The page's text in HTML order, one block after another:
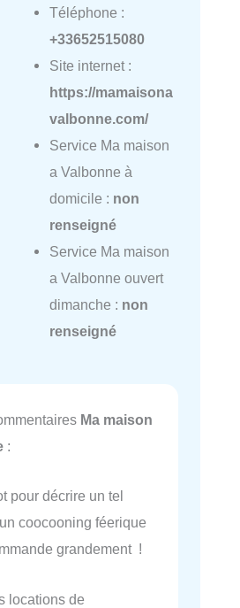
Téléphone :
+33652515080
Site internet :
https://mamaisona
valbonne.com/
Service Ma maison
a Valbonne à
domicile : non
renseigné
Service Ma maison
a Valbonne ouvert
dimanche : non
renseigné
Ma maison
:
pour décrire un tel
coocooning féerique
grandement !
locations de